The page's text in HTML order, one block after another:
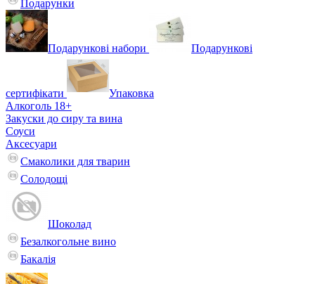
Подарунки
Подарункові набори Подарункові
сертифікати
Упаковка
Алкоголь 18+
Закуски до сиру та вина
Соуси
Аксесуари
Смаколики для тварин
Солодощі
Шоколад
Безалкогольне вино
Бакалія